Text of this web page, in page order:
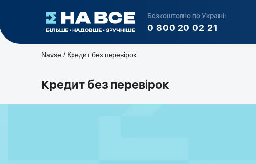
Безкоштовно по Україні:
0 800 20 02 21
Navse / Кредит без перевірок
Кредит без перевірок